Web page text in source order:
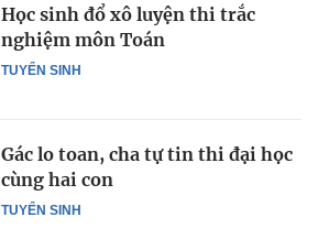
TUYỂN SINH
Học sinh đổ xô luyện thi trắc
nghiệm môn Toán
TUYỂN SINH
Gác lo toan, cha tự tin thi đại học
cùng hai con